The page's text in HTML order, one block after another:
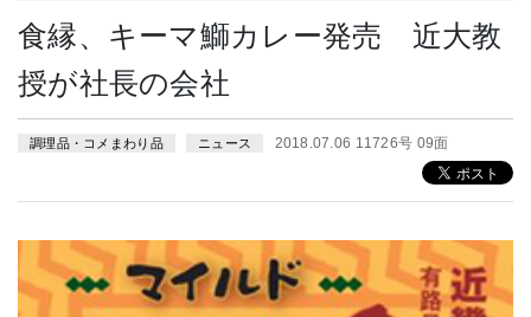
食縁、キーマ鰤カレー発売 近大教
授が社長の会社
調理品・コメまわり品 ニュース 2018.07.06 11726号 09面